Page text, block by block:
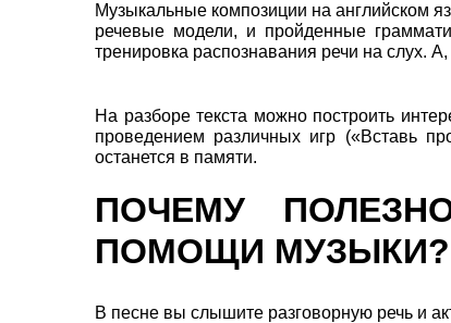
Музыкальные композиции на английском
речевые модели, и пройденные
тренировка распознавания речи на слух.
На разборе текста можно построить
проведением различных игр («Вставь
останется в памяти.
ПОЧЕМУ
ПОМОЩИ МУЗЫКИ?
В песне вы слышите разговорную речь и